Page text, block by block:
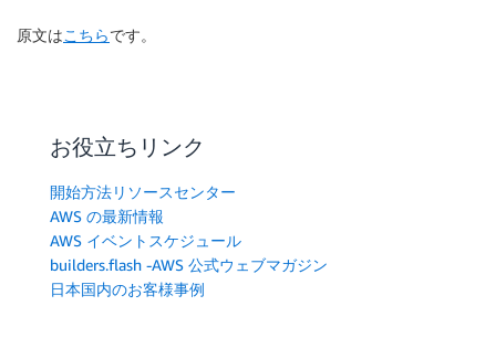
原文はこちらです。
お役立ちリンク
開始方法リソースセンター
AWS の最新情報
AWS イベントスケジュール
builders.flash -AWS 公式ウェブマガジン
日本国内のお客様事例